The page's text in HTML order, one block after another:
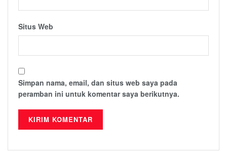
Situs Web
Simpan nama, email, dan situs web saya pada
peramban ini untuk komentar saya berikutnya.